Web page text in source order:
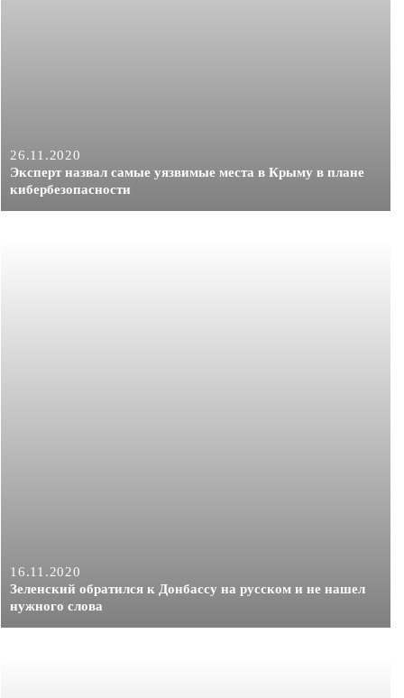
26.11.2020
Эксперт назвал самые уязвимые места в Крыму в плане
кибербезопасности
16.11.2020
Зеленский обратился к Донбассу на русском и не нашел
нужного слова